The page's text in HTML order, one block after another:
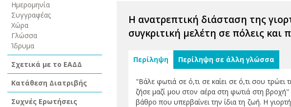
Ημερομηνία
Συγγραφέας
Χώρα
Γλώσσα
Ίδρυμα
Σχετικά με το ΕΑΔΔ
Κατάθεση Διατριβής
Συχνές Ερωτήσεις
Η ανατρεπτική διάσταση της
συγκριτική μελέτη σε πόλεις και
Περίληψη Περίληψη σε άλλη γλώσσα
"Βάλε φωτιά σε ό,τι σε καίει σε ό,τι σου τρώει
ζήσε μαζί μου στον αέρα στη φωτιά στη βροχή"
βάθρο που υπερβαίνει την ίδια τη ζωή. Η